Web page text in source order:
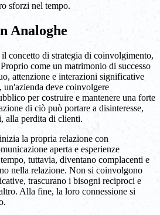
sforzi nel tempo.
Analoghe
concetto di strategia di coinvolgimento,
come un matrimonio di successo
attenzione e interazioni significative
un'azienda deve coinvolgere
per costruire e mantenere una forte
di ciò può portare a disinteresse,
alla perdita di clienti.
la propria relazione con
aperta e esperienze
tuttavia, diventano complacenti e
nella relazione. Non si coinvolgono
trascurano i bisogni reciproci e
Alla fine, la loro connessione si